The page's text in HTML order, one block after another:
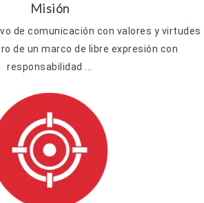
Misión
de comunicación con valores y virtudes
de un marco de libre expresión con
responsabilidad ...